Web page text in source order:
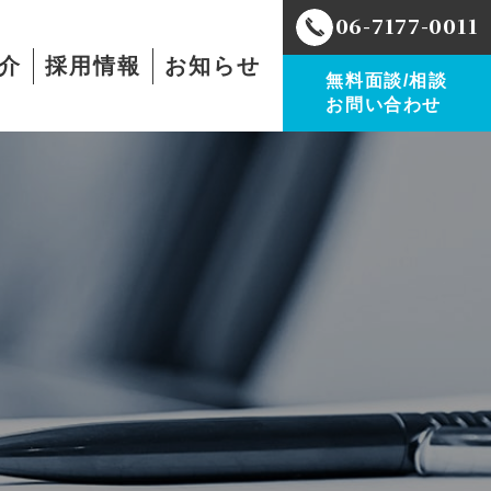
採用情報 お知らせ
06-7177-0011
無料面談/相談
お問い合わせ